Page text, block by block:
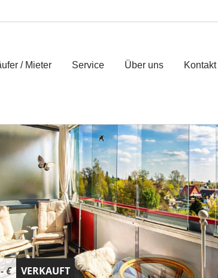
/ Mieter Service Über uns Kontakt
€ VERKAUFT